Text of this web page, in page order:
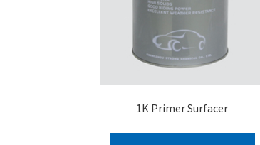
1K Primer Surfacer